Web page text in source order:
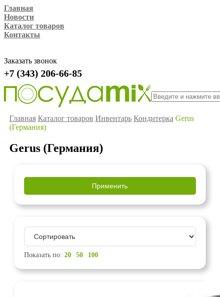
Главная
Новости
Каталог товаров
Контакты
Заказать звонок
+7 (343) 206-66-85
Главная Каталог товаров Инвентарь Кондитерка Gerus
(Германия)
Gerus (Германия)
Показать по: 20 50 100